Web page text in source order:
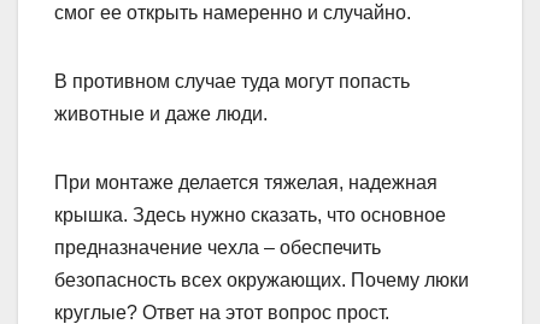
смог ее открыть намеренно и случайно.
В противном случае туда могут попасть
животные и даже люди.
При монтаже делается тяжелая, надежная
крышка. Здесь нужно сказать, что основное
предназначение чехла – обеспечить
безопасность всех окружающих. Почему люки
круглые? Ответ на этот вопрос прост.